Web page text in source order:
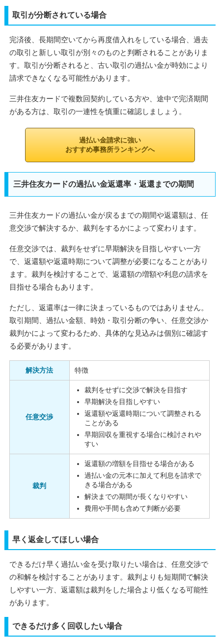
取引が分断されている場合
完済後、長期間空いてから再度借入れをしている場合、過去
の取引と新しい取引が別々のものと判断されることがありま
す。取引が分断されると、古い取引の過払い金が時効により
請求できなくなる可能性があります。
三井住友カードで複数回契約している方や、途中で完済期間
がある方は、取引の一連性を慎重に確認しましょう。
過払い金請求に強い
おすすめ事務所ランキングへ
三井住友カードの過払い金返還率・返還までの期間
三井住友カードの過払い金が戻るまでの期間や返還額は、任
意交渉で解決するか、裁判をするかによって変わります。
任意交渉では、裁判をせずに早期解決を目指しやすい一方
で、返還額や返還時期について調整が必要になることがあり
ます。裁判を検討することで、返還額の増額や利息の請求を
目指せる場合もあります。
ただし、返還率は一律に決まっているものではありません。
取引期間、過払い金額、時効・取引分断の争い、任意交渉か
裁判かによって変わるため、具体的な見込みは個別に確認す
る必要があります。
解決方法 特徴
任意交渉
裁判をせずに交渉で解決を目指す
早期解決を目指しやすい
返還額や返還時期について調整される
ことがある
早期回収を重視する場合に検討されや
すい
裁判
返還額の増額を目指せる場合がある
過払い金の元本に加えて利息を請求で
きる場合がある
解決までの期間が長くなりやすい
費用や手間も含めて判断が必要
早く返金してほしい場合
できるだけ早く過払い金を受け取りたい場合は、任意交渉で
の和解を検討することがあります。裁判よりも短期間で解決
しやすい一方、返還額は裁判をした場合より低くなる可能性
があります。
できるだけ多く回収したい場合